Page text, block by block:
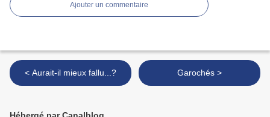
Ajouter un commentaire
< Aurait-il mieux fallu...? Garochés >